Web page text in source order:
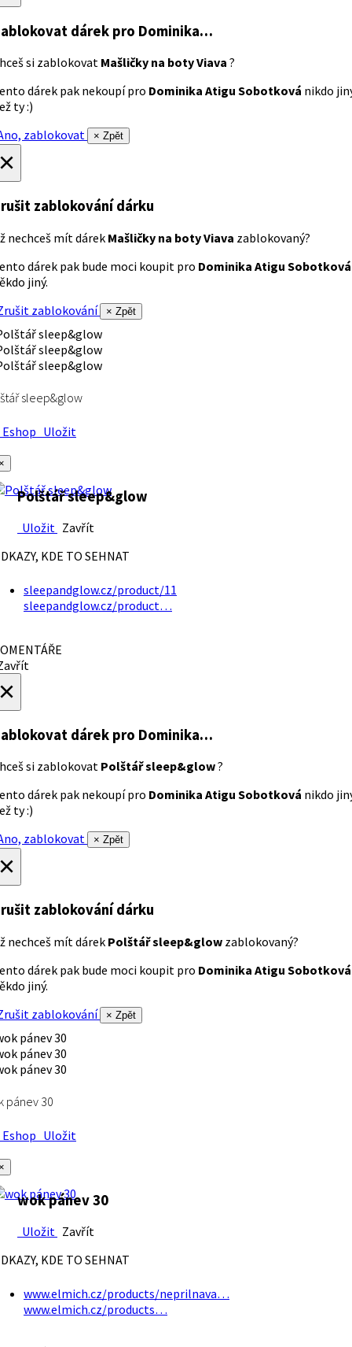
dárek pro Dominika…
si zablokovat Mašličky na boty Viava ?
dárek pak nekoupí pro Dominika Atigu Sobotková nikdo
ty :)
zablokovat
× Zpět
zablokování dárku
nechceš mít dárek Mašličky na boty Viava zablokovaný?
dárek pak bude moci koupit pro Dominika Atigu Sobotková
jiný.
zablokování
× Zpět
sleep&glow
Uložit
Polštář sleep&glow
Uložit Zavřít
KDE TO SEHNAT
sleepandglow.cz/product/11
sleepandglow.cz/product…
dárek pro Dominika…
si zablokovat Polštář sleep&glow?
dárek pak nekoupí pro Dominika Atigu Sobotková nikdo
ty :)
zablokovat
× Zpět
zablokování dárku
nechceš mít dárek Polštář sleep&glow zablokovaný?
dárek pak bude moci koupit pro Dominika Atigu Sobotková
jiný.
zablokování
× Zpět
pánev 30
Uložit
wok pánev 30
Uložit Zavřít
KDE TO SEHNAT
www.elmich.cz/products/neprilnava…
www.elmich.cz/products…